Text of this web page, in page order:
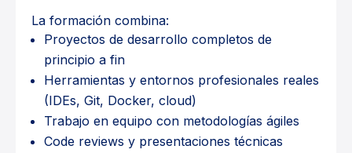
La formación combina:
Proyectos de desarrollo completos de
principio a fin
Herramientas y entornos profesionales reales
(IDEs, Git, Docker, cloud)
Trabajo en equipo con metodologías ágiles
Code reviews y presentaciones técnicas